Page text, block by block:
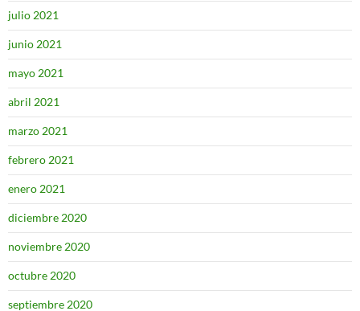
julio 2021
junio 2021
mayo 2021
abril 2021
marzo 2021
febrero 2021
enero 2021
diciembre 2020
noviembre 2020
octubre 2020
septiembre 2020